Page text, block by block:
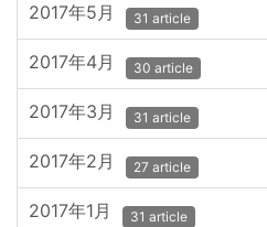
2017年5月 31 article
2017年4月 30 article
2017年3月 31 article
2017年2月 27 article
2017年1月 31 article